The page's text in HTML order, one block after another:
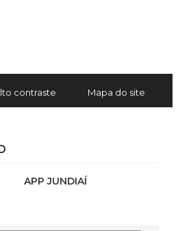
contraste Mapa do site
APP JUNDIAÍ